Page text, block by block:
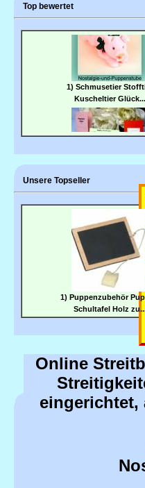
Top bewertet
Kuscheltier Glück...
2) Puppen Zubehör
Schreibgarnitur
Unsere Topseller
1) Puppenzubehör
Schultafel Holz
2) Puppen Zubehör
Schreibgarnitur
Online
eingerichtet,